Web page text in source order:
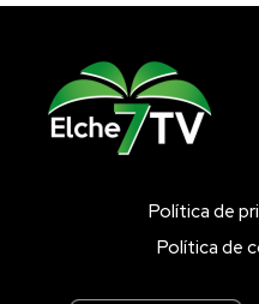
Política de
Política de